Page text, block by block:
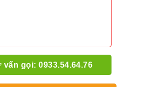
vấn gọi: 0933.54.64.76